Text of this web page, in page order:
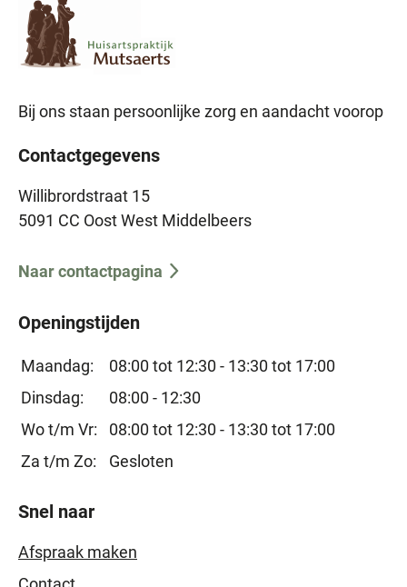
Bij ons staan persoonlijke zorg en aandacht voorop
Contactgegevens
Willibrordstraat 15
5091 CC Oost West Middelbeers
Naar contactpagina
Openingstijden
Maandag: 08:00 tot 12:30 - 13:30 tot 17:00
Dinsdag:
08:00 - 12:30
Wo t/m Vr:
08:00 tot 12:30 - 13:30 tot 17:00
Za t/m Zo:
Gesloten
Snel naar
Afspraak maken